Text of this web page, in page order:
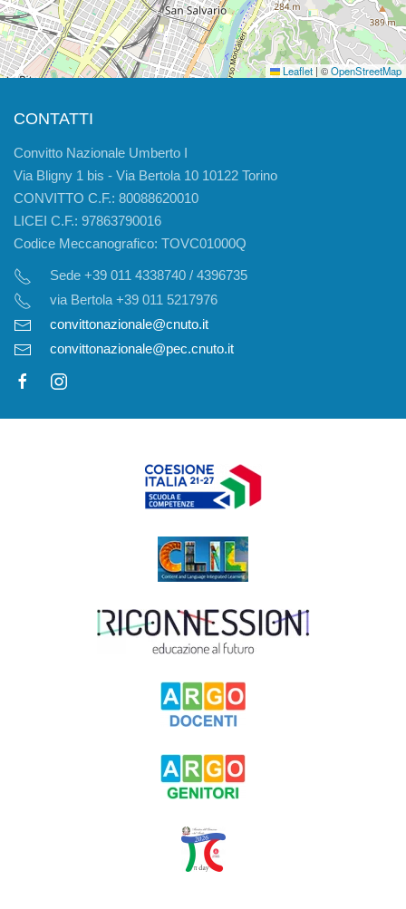
Leaflet | ©OpenStreetMap
CONTATTI
Convitto Nazionale Umberto I
Via Bligny 1 bis - Via Bertola 10 10122 Torino
CONVITTO C.F.: 80088620010
LICEI C.F.: 97863790016
Codice Meccanografico: TOVC01000Q
Sede +39 011 4338740 / 4396735
via Bertola +39 011 5217976
convittonazionale@cnuto.it
convittonazionale@pec.cnuto.it